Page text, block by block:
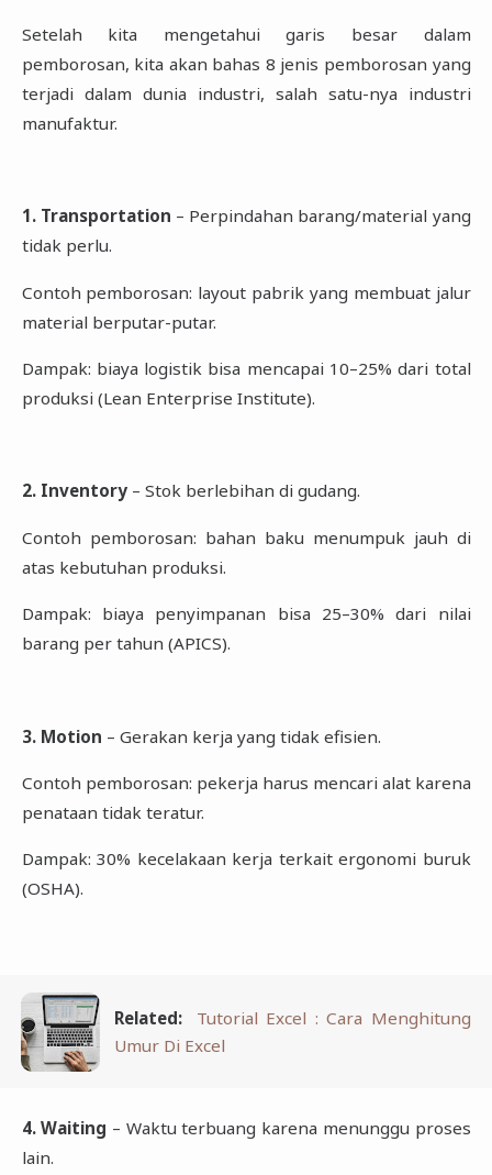
Setelah kita mengetahui garis besar dalam
pemborosan, kita akan bahas 8 jenis pemborosan yang
terjadi dalam dunia industri, salah satu-nya industri
manufaktur.
1. Transportation – Perpindahan barang/material yang
tidak perlu.
Contoh pemborosan: layout pabrik yang membuat jalur
material berputar-putar.
Dampak: biaya logistik bisa mencapai 10–25% dari total
produksi (Lean Enterprise Institute).
2. Inventory – Stok berlebihan di gudang.
Contoh pemborosan: bahan baku menumpuk jauh di
atas kebutuhan produksi.
Dampak: biaya penyimpanan bisa 25–30% dari nilai
barang per tahun (APICS).
3. Motion – Gerakan kerja yang tidak efisien.
Contoh pemborosan: pekerja harus mencari alat karena
penataan tidak teratur.
Dampak: 30% kecelakaan kerja terkait ergonomi buruk
(OSHA).
Related:
Tutorial Excel : Cara Menghitung
Umur Di Excel
4. Waiting – Waktu terbuang karena menunggu proses
lain.